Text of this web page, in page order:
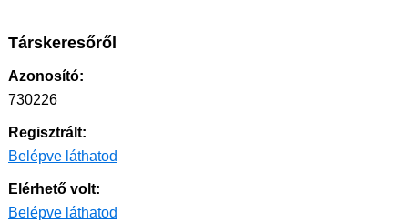
Társkeresőről
Azonosító:
730226
Regisztrált:
Belépve láthatod
Elérhető volt:
Belépve láthatod